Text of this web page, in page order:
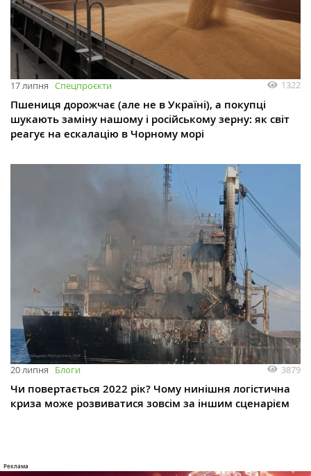
17 липня Спецпроєкти 1322
Пшениця дорожчає (але не в Україні), а покупці
шукають заміну нашому і російському зерну: як світ
реагує на ескалацію в Чорному морі
20 липня Блоги 3879
Чи повертається 2022 рік? Чому нинішня логістична
криза може розвиватися зовсім за іншим сценарієм